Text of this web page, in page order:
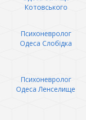
Котовського
Психоневролог
Одеса Слобідка
Психоневролог
Одеса Ленселище